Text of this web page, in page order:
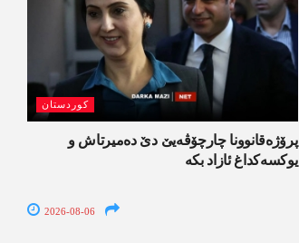
کوردستان
پرۆژەقانوونا چارچۆڤەیێ دێ دەمیرتاش و
یوکسەکداغ ئازاد بکە
2026-08-06